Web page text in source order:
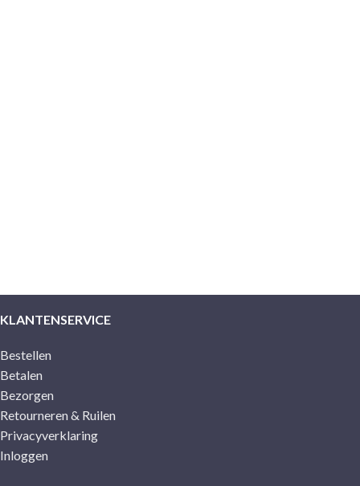
KLANTENSERVICE
Bestellen
Betalen
Bezorgen
Retourneren & Ruilen
Privacyverklaring
Inloggen